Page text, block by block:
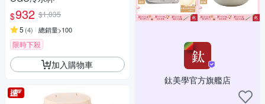
$932 $1,035
5 (4) 總銷量>100
限時下殺
加入購物車
鈦美學官方旗艦店